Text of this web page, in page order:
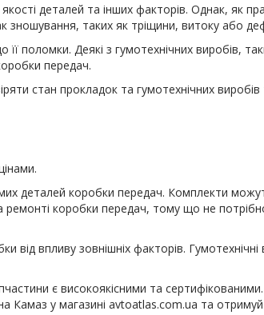
деталей та інших факторів. Однак, як
зношування, таких як тріщини, витоку або
Деякі з гумотехнічних виробів,
передач.
стан прокладок та гумотехнічних виробів
деталей коробки передач. Комплекти
коробки передач, тому що не
від впливу зовнішніх факторів.
є високоякісними та
Камаз у магазині avtoatlas.com.ua та